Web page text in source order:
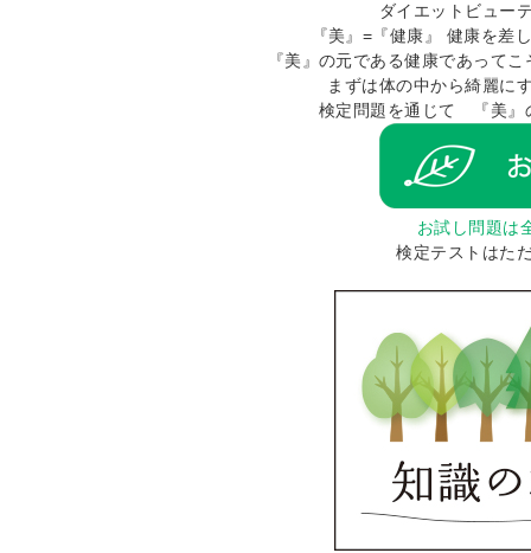
ダイエットビュー
『美』=『健康』 健康を差し
『美』の元である健康であって
まずは体の中から綺麗に
検定問題を通じて 『美』
お試し問題は
検定テストはた